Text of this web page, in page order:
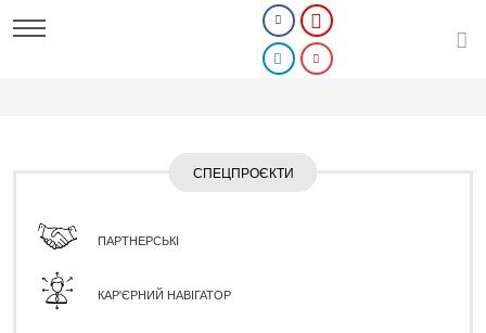
СПЕЦПРОЄКТИ
ПАРТНЕРСЬКІ
КАР'ЄРНИЙ НАВІГАТОР